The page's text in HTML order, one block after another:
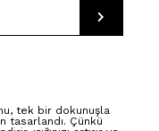
tek bir dokunuşla
tasarlandı. Çünkü